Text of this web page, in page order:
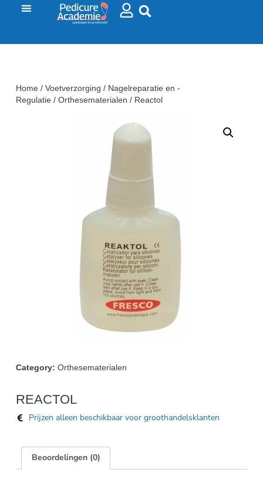
Home/ Voetverzorging / Nagelreparatie en -
Regulatie/ Orthesematerialen / Reactol
Category: Orthesematerialen
REACTOL
Prijzen alleen beschikbaar voor groothandelsklanten
Beoordelingen (0)